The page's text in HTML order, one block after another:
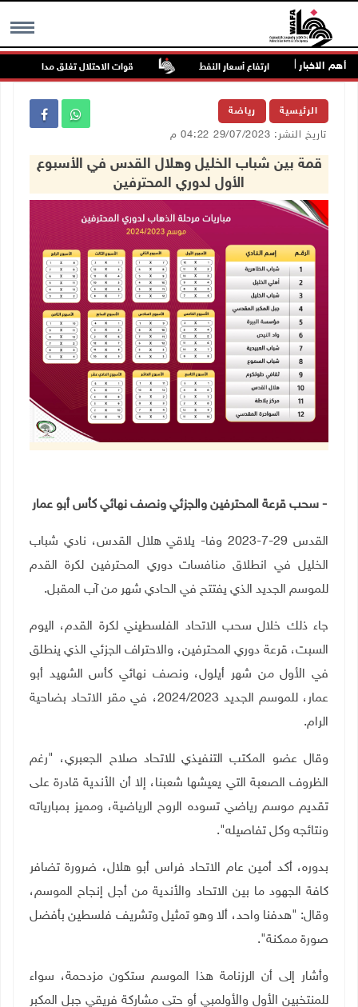
MENU أهم الاخبار ارتفاع أسعار النفط قوات الاحتلال تغلق مداخل يعبد
الرئيسية رياضة
تاريخ النشر: 29/07/2023 04:22 م
قمة بين شباب الخليل وهلال القدس في الأسبوع
الأول لدوري المحترفين
- سحب قرعة المحترفين والجزئي ونصف نهائي كأس أبو عمار
القدس 29-7-2023 وفا- يلاقي هلال القدس، نادي شباب
الخليل في انطلاق منافسات دوري المحترفين لكرة القدم
للموسم الجديد الذي يفتتح في الحادي شهر من آب المقبل.
جاء ذلك خلال سحب الاتحاد الفلسطيني لكرة القدم، اليوم
السبت، قرعة دوري المحترفين، والاحتراف الجزئي الذي ينطلق
في الأول من شهر أيلول، ونصف نهائي كأس الشهيد أبو
عمار، للموسم الجديد 2024/2023، في مقر الاتحاد بضاحية
الرام.
وقال عضو المكتب التنفيذي للاتحاد صلاح الجعبري، "رغم
الظروف الصعبة التي يعيشها شعبنا، إلا أن الأندية قادرة على
تقديم موسم رياضي تسوده الروح الرياضية، ومميز بمبارياته
ونتائجه وكل تفاصيله".
بدوره، أكد أمين عام الاتحاد فراس أبو هلال، ضرورة تضافر
كافة الجهود ما بين الاتحاد والأندية من أجل إنجاح الموسم،
وقال: "هدفنا واحد، ألا وهو تمثيل وتشريف فلسطين بأفضل
صورة ممكنة".
وأشار إلى أن الرزنامة هذا الموسم ستكون مزدحمة، سواء
للمنتخبين الأول والأولمبي أو حتى مشاركة فريقي جبل المكبر